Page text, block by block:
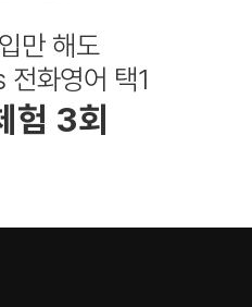
만 해도
화영어 택1
험 3회